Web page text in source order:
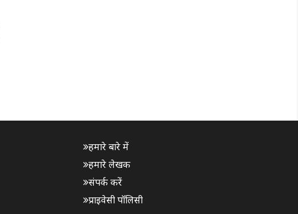
हमारे बारे में
हमारे लेखक
संपर्क करें
प्राइवेसी पॉलिसी